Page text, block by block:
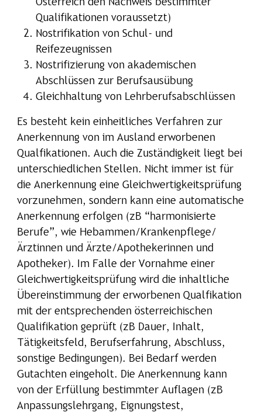
Österreich den Nachweis bestimmter
Qualifikationen voraussetzt)
Nostrifikation von Schul- und
Reifezeugnissen
Nostrifizierung von akademischen
Abschlüssen zur Berufsausübung
Gleichhaltung von Lehrberufsabschlüssen
Es besteht kein einheitliches Verfahren zur
Anerkennung von im Ausland erworbenen
Qualfikationen. Auch die Zuständigkeit liegt bei
unterschiedlichen Stellen. Nicht immer ist für
die Anerkennung eine Gleichwertigkeitsprüfung
vorzunehmen, sondern kann eine automatische
Anerkennung erfolgen (zB “harmonisierte
Berufe”, wie Hebammen/Krankenpflege/
Ärztinnen und Ärzte/Apothekerinnen und
Apotheker). Im Falle der Vornahme einer
Gleichwertigkeitsprüfung wird die inhaltliche
Übereinstimmung der erworbenen Qualfikation
mit der entsprechenden österreichischen
Qualifikation geprüft (zB Dauer, Inhalt,
Tätigkeitsfeld, Berufserfahrung, Abschluss,
sonstige Bedingungen). Bei Bedarf werden
Gutachten eingeholt. Die Anerkennung kann
von der Erfüllung bestimmter Auflagen (zB
Anpassungslehrgang, Eignungstest,